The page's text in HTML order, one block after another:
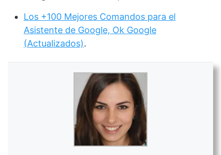
Los +100 Mejores Comandos para el
Asistente de Google, Ok Google
(Actualizados).